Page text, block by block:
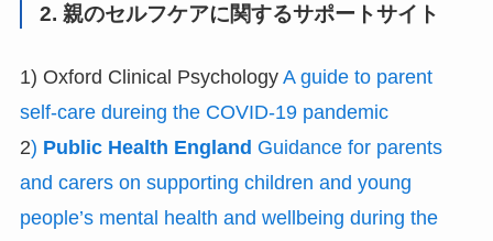
2. 親のセルフケアに関するサポートサイト
1) Oxford Clinical Psychology A guide to parent
self-care dureing the COVID-19 pandemic
2) Public Health England Guidance for parents
and carers on supporting children and young
people’s mental health and wellbeing during the